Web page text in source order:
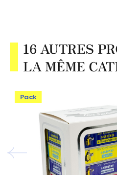
16 AUTRES
LA MÊME
Pack